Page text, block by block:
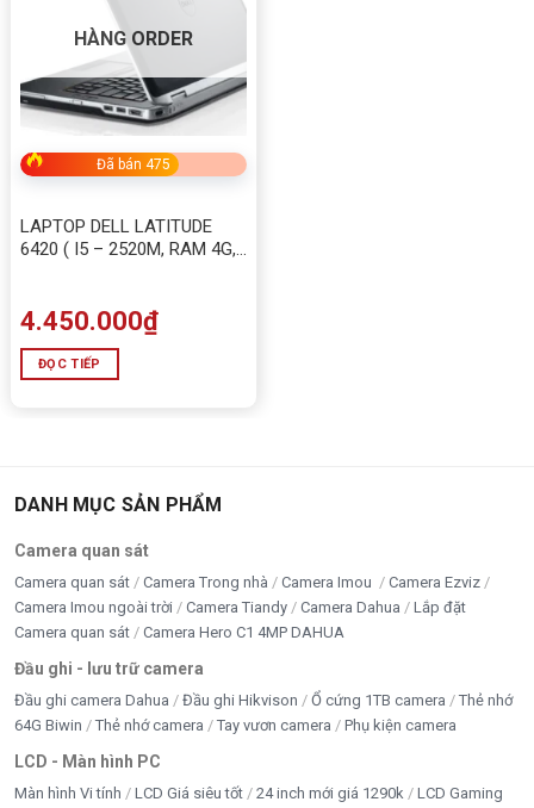
HÀNG ORDER
Đã bán 475
LAPTOP DELL LATITUDE
6420 ( I5 – 2520M, RAM 4G,
4.450.000₫
ĐỌC TIẾP
DANH MỤC SẢN PHẨM
Camera quan sát
Camera quan sát Camera Trong nhà Camera Imou
Camera Ezviz
Camera Imou ngoài trời
Camera Tiandy Camera Dahua
Lắp đặt
Camera quan sát
Camera Hero C1 4MP DAHUA
Đầu ghi - lưu trữ camera
Đầu ghi camera Dahua Đầu ghi Hikvison Ổ cứng 1TB camera
Thẻ nhớ
64G Biwin
Thẻ nhớ camera Tay vươn camera Phụ kiện camera
LCD - Màn hình PC
Màn hình Vi tính LCD Giá siêu tốt 24 inch mới giá 1290k
LCD Gaming